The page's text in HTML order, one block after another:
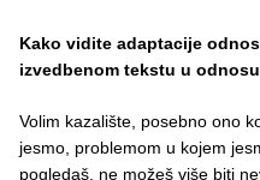
Kako vidite adaptacije
izvedbenom tekstu u
Volim kazalište, posebno ono
jesmo, problemom u kojem
pogledaš, ne možeš više biti